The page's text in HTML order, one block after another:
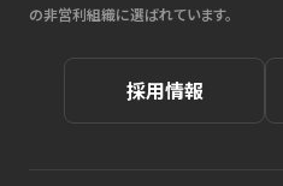
の非営利組織に選ばれています。
採用情報